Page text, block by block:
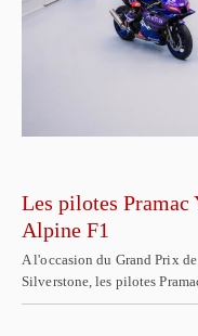
Les pilotes Pramac
Alpine F1
A l'occasion du Grand Prix
Silverstone, les pilotes